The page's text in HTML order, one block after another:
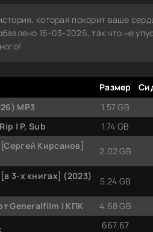
которая покорит ваше
16-03-2026, так что не
Размер
MP3
1.57 GB
| P, Sub
1.74 GB
Кирсанов]
2.02 GB
3-х книгах] (2023)
5.24 GB
Generalfilm | КПК 4.68 GB
667.67